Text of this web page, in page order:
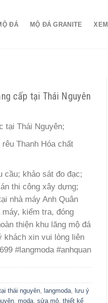
ĐÁ MỘ ĐÁ GRANITE
cấp tại Thái Nguyên
tại Thái Nguyên;
Thanh Hóa chất
cầu; khảo sát đo đạc;
thi công xây dựng;
nhà máy Anh Quân
kiểm tra, đóng
thiện khu lăng mộ đá
khách xin vui lòng liên
#langmoda #anhquan
thái nguyên, langmoda, lưu ý
, moda, sửa mộ, thiết kế